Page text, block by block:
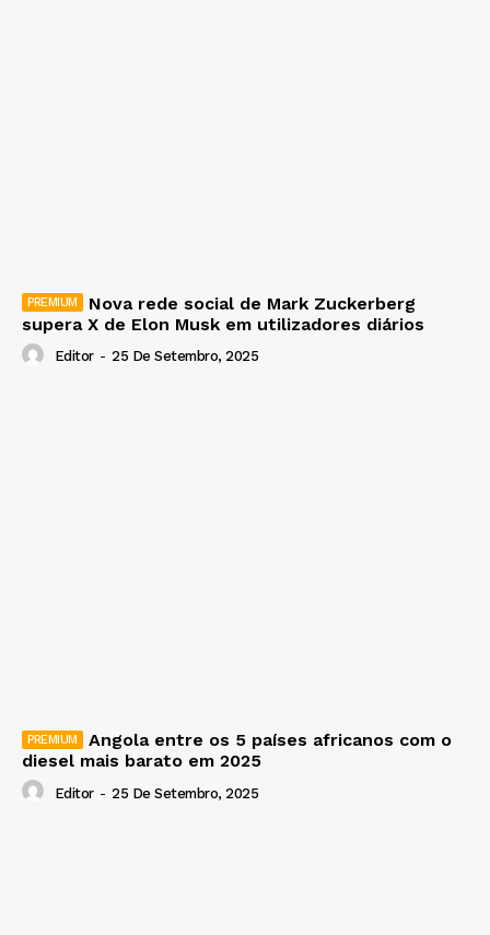
Nova rede social de Mark Zuckerberg
supera X de Elon Musk em utilizadores diários
Editor - 25 De Setembro, 2025
Angola entre os 5 países africanos com o
diesel mais barato em 2025
Editor - 25 De Setembro, 2025